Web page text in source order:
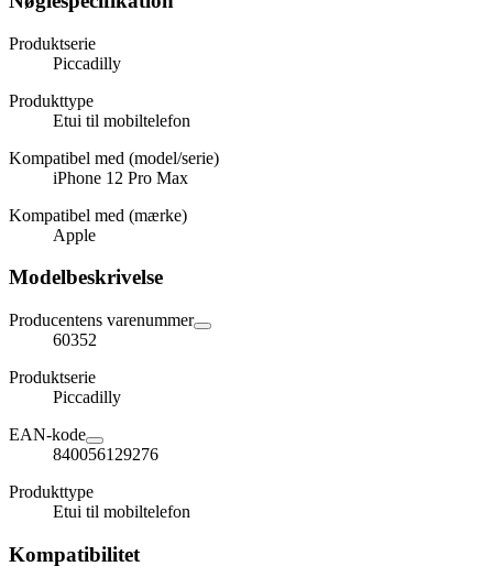
Produktserie
Piccadilly
Produkttype
Etui til mobiltelefon
Kompatibel med (model/serie)
iPhone 12 Pro Max
Kompatibel med (mærke)
Apple
Modelbeskrivelse
Producentens varenummer
60352
Produktserie
Piccadilly
EAN-kode
840056129276
Produkttype
Etui til mobiltelefon
Kompatibilitet